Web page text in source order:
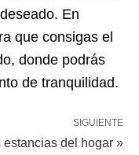
En
que consigas el
donde podrás
de tranquilidad.
SIGUIENTE
del hogar »